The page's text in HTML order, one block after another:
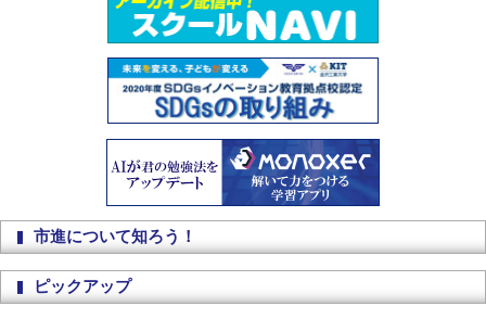
市進について知ろう！
ピックアップ